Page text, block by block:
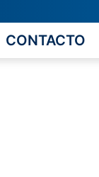
CONTACTO